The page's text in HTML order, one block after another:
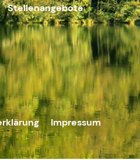
Stellenangebote
Impressum